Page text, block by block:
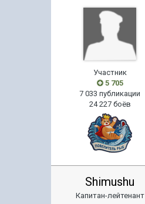
Участник
5 705
7 033 публикации
24 227 боёв
Shimushu
Капитан-лейтенант